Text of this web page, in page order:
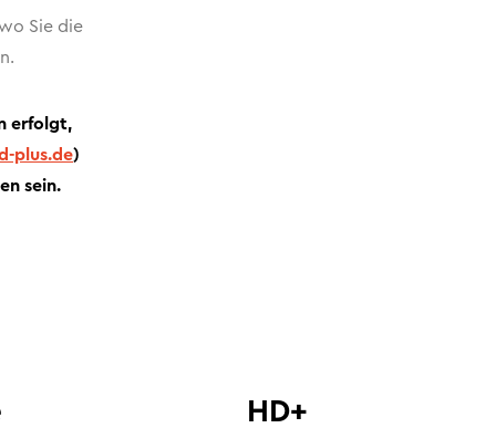
Sie die
erfolgt,
plus.de)
sein.
HD+